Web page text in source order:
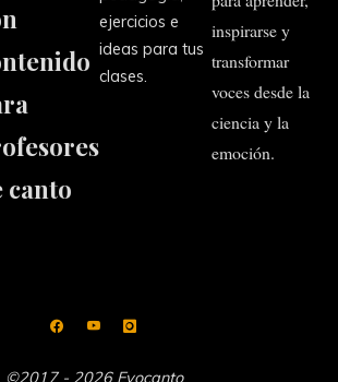
canto
ejercicios e
ideas para tus
clases.
inspirarse y
transformar
voces desde la
ciencia y la
emoción.
©2017 - 2026 Evocanto